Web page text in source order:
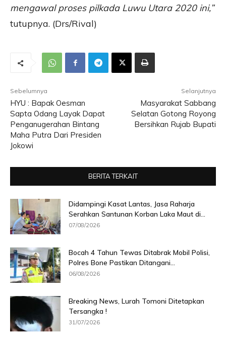
mengawal proses pilkada Luwu Utara 2020 ini,”
tutupnya. (Drs/Rival)
Sebelumnya
HYU : Bapak Oesman
Sapta Odang Layak Dapat
Penganugerahan Bintang
Maha Putra Dari Presiden
Jokowi
Selanjutnya
Masyarakat Sabbang
Selatan Gotong Royong
Bersihkan Rujab Bupati
BERITA TERKAIT
Didampingi Kasat Lantas, Jasa Raharja
Serahkan Santunan Korban Laka Maut di...
07/08/2026
Bocah 4 Tahun Tewas Ditabrak Mobil Polisi,
Polres Bone Pastikan Ditangani...
06/08/2026
Breaking News, Lurah Tomoni Ditetapkan
Tersangka !
31/07/2026